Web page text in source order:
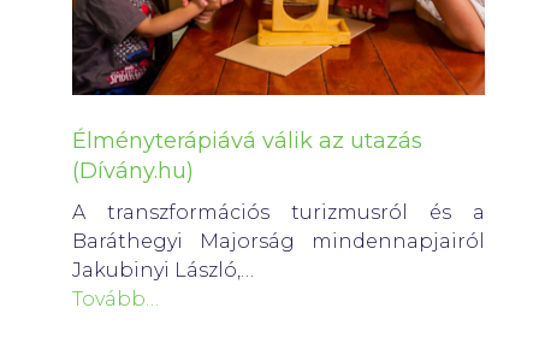
Élményterápiává válik az utazás
(Dívány.hu)
A transzformációs turizmusról és a
Baráthegyi Majorság mindennapjairól
Jakubinyi László,…
Tovább…